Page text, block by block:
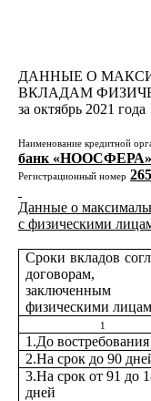
ДАННЫЕ О
ВКЛАДАМ
за октябрь 2021 года
Наименование кредитной
банк «НООСФЕРА»
Регистрационный номер
Данные о
с физическими
Сроки вкладов
договорам,
физическими
1
1.До востребования
2.На срок до 90
3.На срок от 91 до
дней